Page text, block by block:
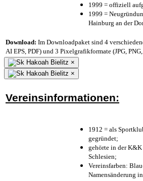
1999 = offiziell
1999 =
Hainburg an der
Download: Im Downloadpaket sind 4
AI EPS, PDF) und 3 Pixelgrafikformate (JPG,
×
×
Vereinsinformationen:
1912 = als
gegründet;
gehörte in der
Schlesien;
Vereinsfarben:
Namensänderung